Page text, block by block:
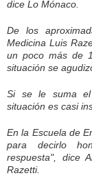
dice Lo Mónaco.
De los
Medicina Luis
un poco más de
situación se
Si se le suma el
situación es casi
En la Escuela de
para decirlo
respuesta", dice
Razetti.